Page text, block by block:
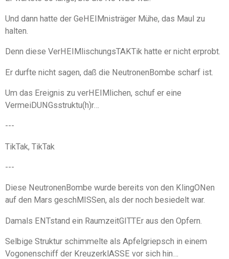
Und dann hatte der GeHEIMnisträger Mühe, das Maul zu
halten.
Denn diese VerHEIMlischungsTAKTik hatte er nicht erprobt.
Er durfte nicht sagen, daß die NeutronenBombe scharf ist.
Um das Ereignis zu verHEIMlichen, schuf er eine
VermeiDUNGsstruktu(h)r…
---
TikTak, TikTak
---
Diese NeutronenBombe wurde bereits von den KlingONen
auf den Mars geschMISSen, als der noch besiedelt war.
Damals ENTstand ein RaumzeitGITTEr aus den Opfern.
Selbige Struktur schimmelte als Apfelgriepsch in einem
Vogonenschiff der KreuzerklASSE vor sich hin…